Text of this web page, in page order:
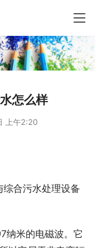
怎么样
上午2:20